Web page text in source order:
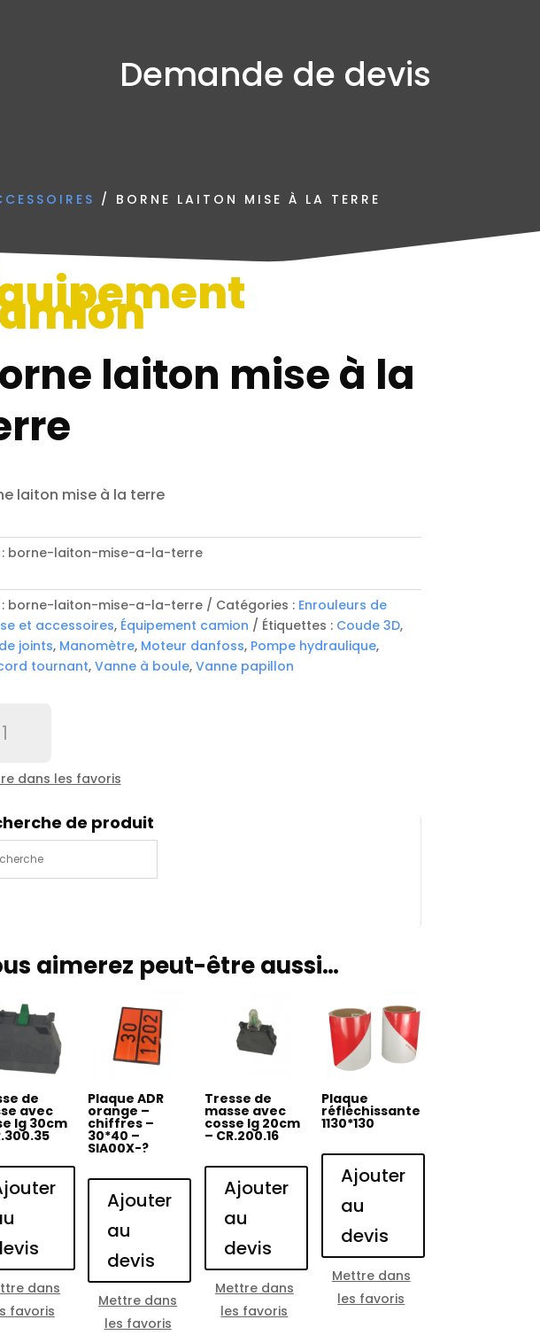
Demande de devis
/ BORNE LAITON MISE À LA TERRE
laiton mise à la
laiton mise à la terre
borne-laiton-mise-a-la-terre
borne-laiton-mise-a-la-terre Catégories : Enrouleurs de
et accessoires, Équipement camion Étiquettes : Coude 3D,
joints, Manomètre, Moteur danfoss, Pompe hydraulique,
tournant, Vanne à boule, Vanne papillon
dans les favoris
de produit
aimerez peut-être aussi…
de
avec
lg 30cm
dans
favoris
Plaque ADR
orange –
chiffres –
30*40 –
SIA00X-?
Ajouter
au
devis
Mettre dans
les favoris
Tresse de
masse avec
cosse lg 20cm
– CR.200.16
Ajouter
au
devis
Mettre dans
les favoris
Plaque
réfléchissante
1130*130
Ajouter
au
devis
Mettre dans
les favoris